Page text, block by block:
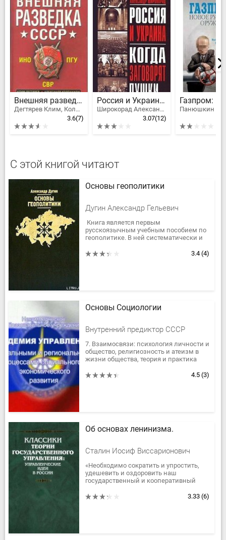
Внешняя разведка СССР
Дегтярев Клим, Колпакиди Александр Иванович
3.6(7)
Россия и Украина. Когда заговорят пушки…
Широкорад Александр Борисович
3.07(12)
С этой книгой читают
Основы геополитики
Дугин Александр Гельевич
Книга является первым
русскоязычным учебным пособием по
геополитике. В ней систематически и
геополитики как науки, ее теория, 3.4 (4)
Основы Социологии
Внутренний предиктор СССР
7. Взаимосвязи: психология личности и
общество, религиозность и атеизм в
жизни общества, теория и практика
критерий истины», достаточно...
4.5 (3)
Об основах ленинизма.
Сталин Иосиф Виссарионович
«Необходимо сократить и упростить,
удешевить и оздоровить наш
государственный и кооперативный
хозрасчетные учреждения снизу 3.33 (6)